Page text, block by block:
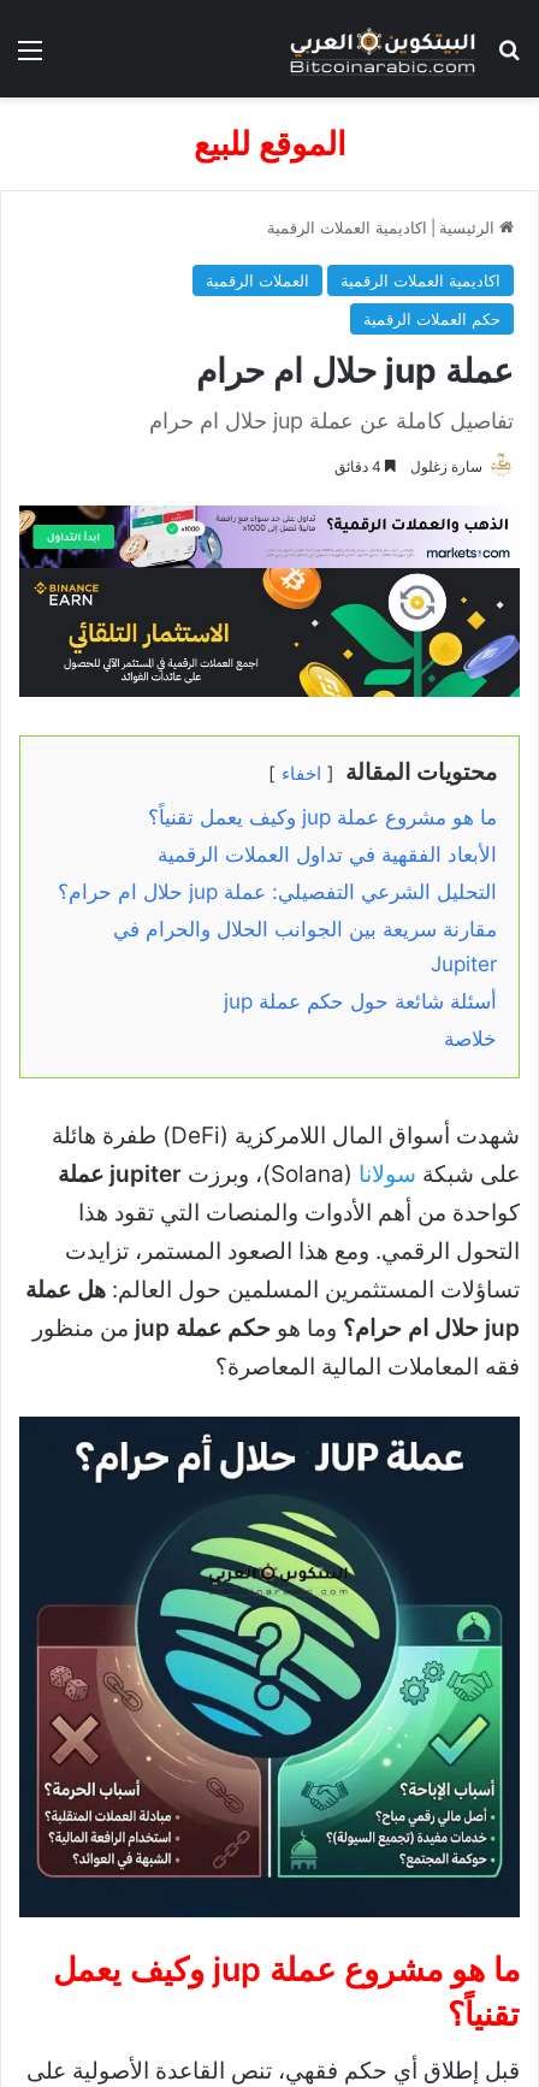
بحث عن
الموقع للبيع
الرئيسية اكاديمية العملات الرقمية
اكاديمية العملات الرقمية
العملات الرقمية
حكم العملات الرقمية
عملة jup حلال ام حرام
تفاصيل كاملة عن عملة jup حلال ام حرام
سارة زغلول
محتويات المقالة اخفاء
ما هو مشروع عملة jup وكيف يعمل تقنياً؟
الأبعاد الفقهية في تداول العملات الرقمية
التحليل الشرعي التفصيلي: عملة jup حلال ام حرام؟
مقارنة سريعة بين الجوانب الحلال والحرام في
Jupiter
أسئلة شائعة حول حكم عملة jup
خلاصة
شهدت أسواق المال اللامركزية (DeFi) طفرة هائلة
على شبكة سولانا (Solana)، وبرزت
jupiter عملة
كواحدة من أهم الأدوات والمنصات التي تقود هذا
التحول الرقمي. ومع هذا الصعود المستمر، تزايدت
تساؤلات المستثمرين المسلمين حول العالم: هل عملة
jup حلال ام حرام؟
وما هو حكم عملة jup
من منظور
فقه المعاملات المالية المعاصرة؟
ما هو مشروع عملة jup وكيف يعمل
تقنياً؟
قبل إطلاق أي حكم فقهي، تنص القاعدة الأصولية على